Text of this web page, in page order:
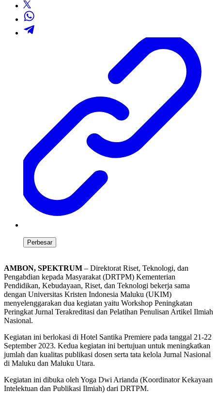
Perbesar
AMBON, SPEKTRUM – Direktorat Riset, Teknologi, dan
Pengabdian kepada Masyarakat (DRTPM) Kementerian
Pendidikan, Kebudayaan, Riset, dan Teknologi bekerja sama
dengan Universitas Kristen Indonesia Maluku (UKIM)
menyelenggarakan dua kegiatan yaitu Workshop Peningkatan
Peringkat Jurnal Terakreditasi dan Pelatihan Penulisan Artikel Ilmiah
Nasional.
Kegiatan ini berlokasi di Hotel Santika Premiere pada tanggal 21-22
September 2023. Kedua kegiatan ini bertujuan untuk meningkatkan
jumlah dan kualitas publikasi dosen serta tata kelola Jurnal Nasional
di Maluku dan Maluku Utara.
Kegiatan ini dibuka oleh Yoga Dwi Arianda (Koordinator Kekayaan
Intelektuan dan Publikasi Ilmiah) dari DRTPM.